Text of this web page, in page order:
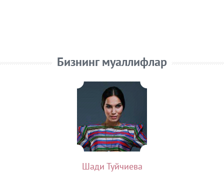
Бизнинг муаллифлар
Шади Туйчиева